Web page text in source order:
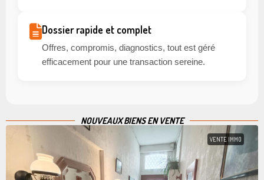
Dossier rapide et complet
Offres, compromis, diagnostics, tout est géré
efficacement pour une transaction sereine.
NOUVEAUX BIENS EN VENTE
VENTE IMMO